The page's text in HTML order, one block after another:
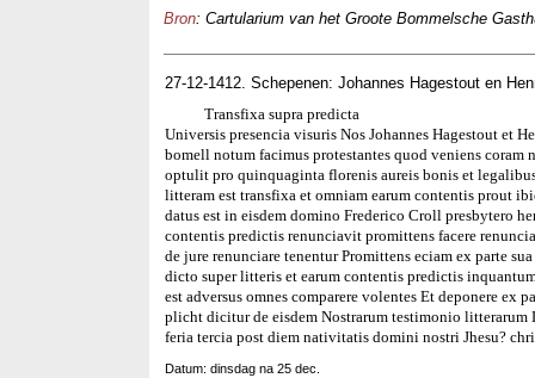
Bron: Cartularium van het Groote Bommelsche
27-12-1412. Schepenen: Johannes Hagestout en
Transfixa supra predicta
Universis presencia visuris Nos Johannes Hagestout et
bomell notum facimus protestantes quod veniens
optulit pro quinquaginta florenis aureis bonis et
litteram est transfixa et omniam earum contentis prout
datus est in eisdem domino Frederico Croll presbytero
contentis predictis renunciavit promittens facere
de jure renunciare tenentur Promittens eciam ex parte
dicto super litteris et earum contentis predictis
est adversus omnes comparere volentes Et deponere ex
plicht dicitur de eisdem Nostrarum testimonio litterarum
feria tercia post diem nativitatis domini nostri Jhesu?
Datum: dinsdag na 25 dec.